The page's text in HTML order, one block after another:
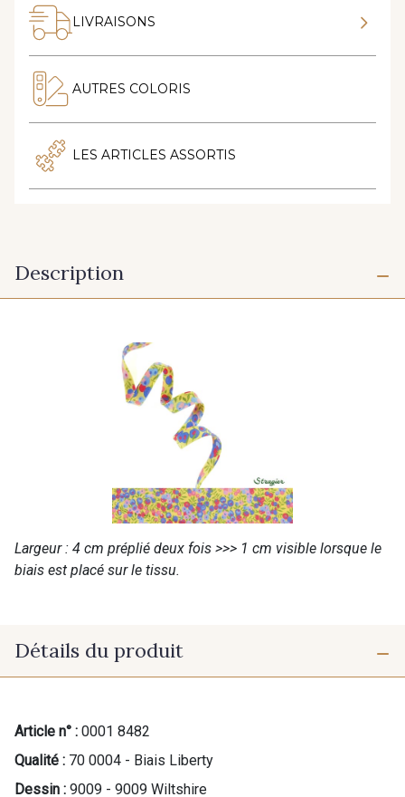
LIVRAISONS
AUTRES COLORIS
LES ARTICLES ASSORTIS
Description
Largeur : 4 cm préplié deux fois >>> 1 cm visible lorsque le
biais est placé sur le tissu.
Détails du produit
Article n° : 0001 8482
Qualité : 70 0004 - Biais Liberty
Dessin : 9009 - 9009 Wiltshire